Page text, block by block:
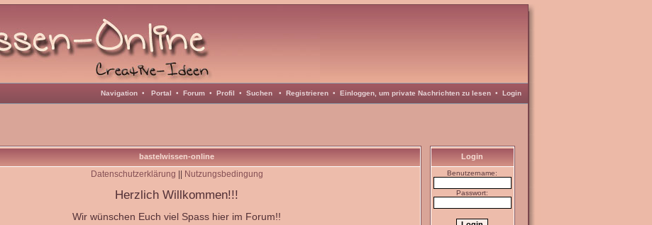
Navigation• Portal • Forum• Profil • Suchen• Registrieren• Einloggen, um private Nachrichten zu lesen• Login
bastelwissen-online
Datenschutzerklärung Nutzungsbedingung
Herzlich Willkommen!!!
Wir wünschen Euch viel Spass hier im Forum!!
Login
Benutzername:
Passwort: